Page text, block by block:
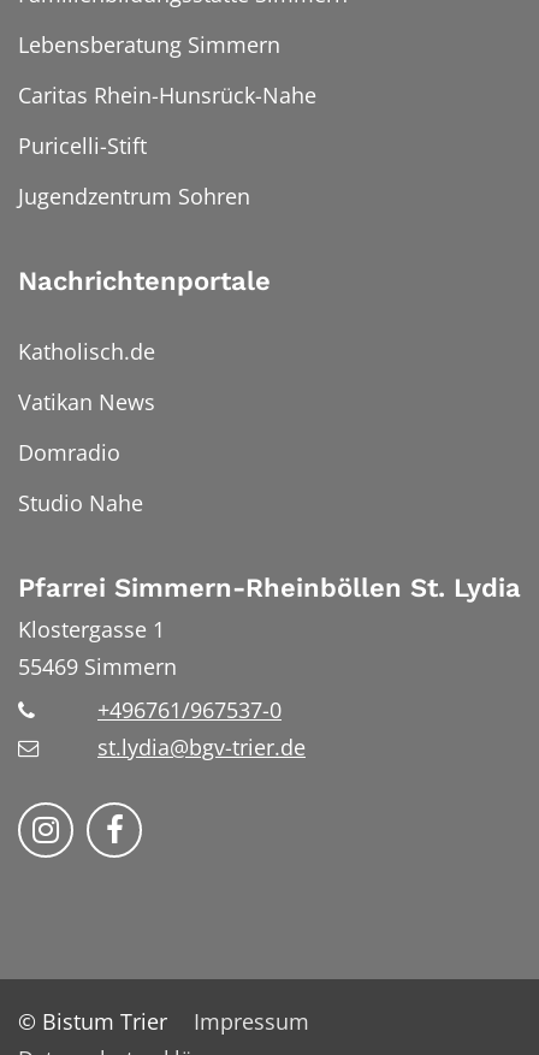
Lebensberatung Simmern
Caritas Rhein-Hunsrück-Nahe
Puricelli-Stift
Jugendzentrum Sohren
Nachrichtenportale
Katholisch.de
Vatikan News
Domradio
Studio Nahe
Pfarrei Simmern-Rheinböllen St. Lydia
Klostergasse 1
55469 Simmern
+496761/967537-0
st.lydia@bgv-trier.de
Wir auf Instragram
Wir auf Facebook
© Bistum Trier
Impressum